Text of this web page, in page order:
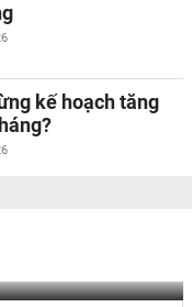
kế hoạch tăng